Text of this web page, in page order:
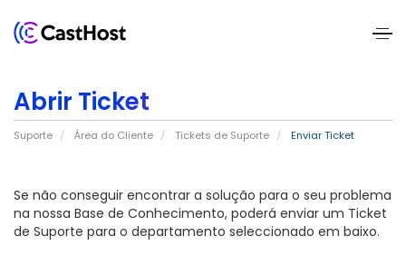
About
Us
Services
Abrir Ticket
Suporte Área do Cliente Tickets de Suporte Enviar Ticket
Se não conseguir encontrar a solução para o seu problema
na nossa Base de Conhecimento, poderá enviar um Ticket
de Suporte para o departamento seleccionado em baixo.